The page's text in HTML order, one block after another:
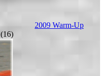
2009 Warm-Up
(16)